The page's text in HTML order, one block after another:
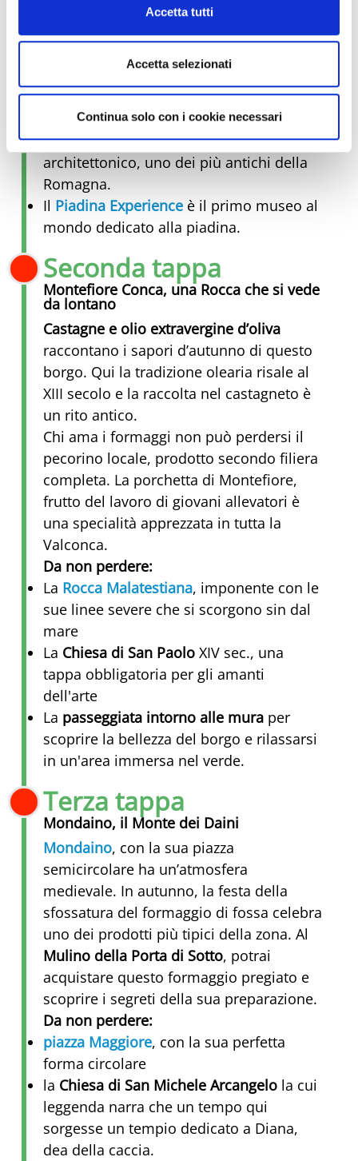
Accetta tutti
Accetta selezionati
Continua solo con i cookie necessari
la Torre Civica si erge come un
guardiano di pietra, e l’ingresso del
borgo ti accoglie con il suo fascino
Entra nellaChiesa di Santa Lucia,un
luogo di pace e spiritualità
IlTeatro Massariè un vero gioiello
architettonico, uno dei più antichi della
Romagna.
Il Piadina Experience è il primo museo al
mondo dedicato alla piadina.
Seconda tappa
Montefiore Conca, una Rocca che si vede
da lontano
Castagne e olio extravergine d’oliva
raccontano i sapori d’autunno di questo
borgo. Qui la tradizione olearia risale al
XIII secolo e la raccolta nel castagneto è
un rito antico.
Chi ama i formaggi non può perdersi il
pecorino locale, prodotto secondo filiera
completa. La porchetta di Montefiore,
frutto del lavoro di giovani allevatori è
una specialità apprezzata in tutta la
Valconca.
Da non perdere:
La Rocca Malatestiana, imponente con le
sue linee severe che si scorgono sin dal
mare
La Chiesa di San Paolo XIV sec., una
tappa obbligatoria per gli amanti
dell'arte
La passeggiata intorno alle mura per
scoprire la bellezza del borgo e rilassarsi
in un'area immersa nel verde.
Terza tappa
Mondaino, il Monte dei Daini
Mondaino, con la sua piazza
semicircolare ha un’atmosfera
medievale. In autunno, la festa della
sfossatura del formaggio di fossa celebra
uno dei prodotti più tipici della zona. Al
Mulino della Porta di Sotto, potrai
acquistare questo formaggio pregiato e
scoprire i segreti della sua preparazione.
Da non perdere:
piazza Maggiore, con la sua perfetta
forma circolare
la Chiesa di San Michele Arcangelo la cui
leggenda narra che un tempo qui
sorgesse un tempio dedicato a Diana,
dea della caccia.